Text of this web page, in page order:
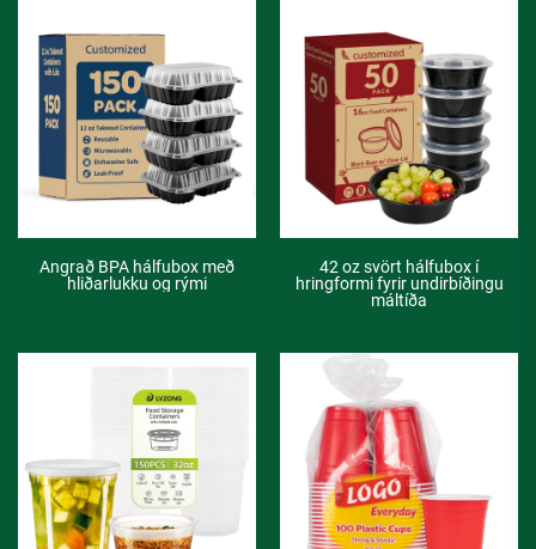
Angrað BPA hálfubox með
hliðarlukku og rými
42 oz svört hálfubox í
hringformi fyrir undirbíðingu
máltíða